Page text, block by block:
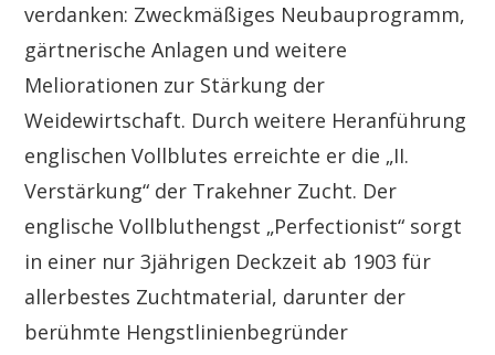
verdanken: Zweckmäßiges Neubauprogramm,
gärtnerische Anlagen und weitere
Meliorationen zur Stärkung der
Weidewirtschaft. Durch weitere Heranführung
englischen Vollblutes erreichte er die „II.
Verstärkung“ der Trakehner Zucht. Der
englische Vollbluthengst „Perfectionist“ sorgt
in einer nur 3jährigen Deckzeit ab 1903 für
allerbestes Zuchtmaterial, darunter der
berühmte Hengstlinienbegründer